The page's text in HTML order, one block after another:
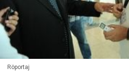
Röportaj